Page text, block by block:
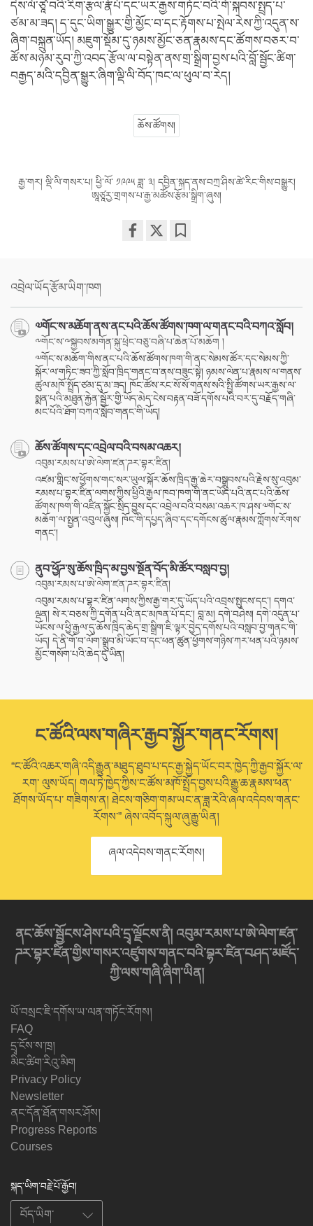
དེས་ལོ་ཙཱ་བའི་རིག་རྩལ་རྣོ་པོ་དང་ཡར་རྒྱས་གཏོང་བའི་གོ་སྐབས་སྤྲད་པ་
ཙམ་མ་ཟད། ད་དུང་ཡིག་སྒྱུར་གྱི་མྱོང་བ་དང་རྟོགས་པ་སྤེལ་རེས་ཀྱི་འདུན་ས་
ཞིག་བསྐྲུན་ཡོད། མཇུག་སྡོམ་དུ་ཉམས་མྱོང་ཅན་རྣམས་དང་ཚོགས་བཅར་བ་
ཚོས་མཉམ་རུབ་ཀྱི་འབད་རྩོལ་ལ་བསྟེན་ནས་གྲ་སྒྲིག་བྱས་པའི་བློ་སྦྱོང་ཚིག་
བརྒྱད་མའི་དབྱིན་སྒྱུར་ཞིག་ལྡི་ལི་བོད་ཁང་ལ་ཕུལ་བ་རེད།
ཆོས་ཚོགས།
རྒྱ་གར། ལྡི་ལི་གསར་པ། ཕྱི་ལོ་ ༡༩༩༥ ཟླ་ ༣། དབྱིན་སྐད་ནས་བཀྲ་ཤིས་ཚེ་རིང་གིས་བསྒྱུར།
ཨཱཙཱརྱ་གྲགས་པ་རྒྱ་མཚོས་རྩོམ་སྒྲིག་ཞུས།
འབྲེལ་ཡོད་རྩོམ་ཡིག་ཁག
༧གོང་ས་མཆོག་ནས་ནང་པའི་ཆོས་ཚོགས་ཁག་ལ་གནང་བའི་བཀའ་སློབ།
༸གོང་ས་༸སྐྱབས་མགོན་སྐུ་ཕྲེང་བཅུ་བཞི་པ་ཆེན་པོ་མཆོག །
༧གོང་ས་མཆོག་གིས་ནང་པའི་ཆོས་ཚོགས་ཁག་གི་ནང་སེམས་ཚོར་དང་སེམས་ཀྱི་
སྐོར་ལ་གཏིང་ཟབ་ཀྱི་སློབ་ཁྲིད་གནང་བ་ནས་བཟུང་སྟེ། ཉམས་ལེན་པ་རྣམས་ལ་གནས་
ཚུལ་མཁོ་སྤྲོད་ཙམ་དུ་མ་ཟད། ཁོང་ཚོས་རང་སོ་སོ་གནས་སའི་སྤྱི་ཚོགས་ཡར་རྒྱས་ལ་
སྨན་པའི་མཐུན་རྐྱེན་སྦྱོར་གྱི་ཡོད་མེད་ངེས་བརྟན་བཟོ་དགོས་པའི་བར་དུ་བརྗོད་གཞི་
མང་པོའི་ཐོག་བཀའ་སློབ་གནང་གི་ཡོད།
ཆོས་ཚོགས་དང་འབྲེལ་བའི་བསམ་འཆར།
འབུམ་རམས་པ་ཨེ་ལེག་ཛན་ཌར་བྷར་ཛིན།
འཛམ་གླིང་ས་ཕྱོགས་གང་སར་ཡུལ་སྐོར་ཆོས་ཁྲིད་རྒྱ་ཆེར་བསྒྲུབས་པའི་རྗེས་སུ་འབུམ་
རམས་པ་བྷར་ཛིན་ལགས་ཀྱིས་ཕྱིའི་རྒྱལ་ཁབ་ཁག་གི་ནང་ཡོད་པའི་ནང་པའི་ཆོས་
ཚོགས་ཁག་གི་འཛིན་སྐྱོང་སྲིད་བྱུས་དང་འབྲེལ་བའི་བསམ་འཆར་ཁ་ཤས་༧གོང་ས་
མཆོག་ལ་སྤྱན་འབུལ་ཞུས། ཁོང་གི་དཔྱད་ཞིབ་དང་དགོངས་ཚུལ་རྣམས་ཀློགས་རོགས་
གནང་།
ནུབ་ཕྱོཌ་སུ་ཆོས་ཁྲིད་མ་བྱས་སྔོན་བོད་མི་ཚོར་བསླབ་བྱ།
འབུམ་རམས་པ་ཨེ་ལེག་ཛན་ཌར་བྷར་ཛིན།
འབུམ་རམས་པ་བྷར་ཛིན་ལགས་ཀྱིས་རྒྱ་གར་དུ་ཡོད་པའི་འབྲས་སྤུངས་དང་། དགའ་
ལྡན། སེ་ར་བཅས་ཀྱི་དགོན་པའི་ནང་མཁན་པོ་དང་། བླ་མ། དགེ་བཤེས། དགེ་འདུན་པ་
ཡོངས་ལ་ཕྱི་རྒྱལ་དུ་ཆོས་ཁྲིད་ཆེད་གྲ་སྒྲིག་ཇི་ལྟར་བྱེད་དགོས་པའི་བསླབ་བྱ་གནང་གི་
ཡོད། དེ་ནི་གོ་བ་ལོག་སྒྲུབ་མི་ཡོང་བ་དང་ཕན་ཚུན་ཕྱོགས་གཉིས་ཀར་ཕན་པའི་ཉམས་
མྱོང་གསོག་པའི་ཆེད་དུ་ཡིན།
ང་ཚོའི་ལས་གཞིར་རྒྱབ་སྐྱོར་གནང་རོགས།
“ང་ཚོའི་འཆར་གཞི་འདི་རྒྱུན་མཐུད་ཐུབ་པ་དང་རྒྱ་སྐྱེད་ཡོང་བར་ཁྱེད་ཀྱི་རྒྱབ་སྐྱོར་ལ་
རག་ ལུས་ཡོད། གལ་ཏེ་ཁྱེད་ཀྱིས་ང་ཚོས་མཁོ་སྤྲོད་བྱས་པའི་རྒྱུ་ཆ་རྣམས་ཕན་
ཐོགས་ཡོད་པ་ གཟིགས་ན། ཐེངས་གཅིག་གམ་ཡང་ན་ཟླ་རེའི་ཞལ་འདེབས་གནང་
རོགས་” ཞེས་འབོད་སྐུལ་ཞུ་རྒྱུ་ཡིན།
ཞལ་འདེབས་གནང་རོགས།
ནང་ཆོས་སྦྱོངས་ཤེས་པའི་དྲྭ་ལྗོངས་ནི། འབུམ་རམས་པ་ཨེ་ལེག་ཛན་
ཌར་བྷར་ཛིན་གྱིས་གསར་འཛུགས་གནང་བའི་བྷར་ཛིན་བཤད་མཛོད་
ཀྱི་ལས་གཞི་ཞིག་ཡིན།
ཡོ་བསྲང་ཇི་དགོས་ཡ་ལན་གཏོང་རོགས།
FAQ
དྲྭ་ངོས་ས་ཁྲ།
མིང་ཚིག་རིའུ་མིག
Privacy Policy
Newsletter
ནང་དོན་ཐོན་གསར་ཤོས།
Progress Reports
Courses
སྐད་ཡིག་བརྗེ་པོ་རྒྱོབ།